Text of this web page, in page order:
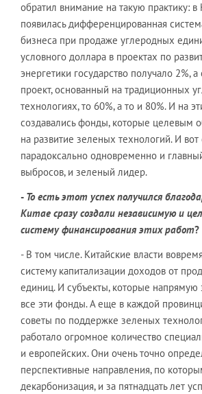
обратил внимание на такую практику: в
появилась дифференцированная
бизнеса при продаже углеродных
условного доллара в проектах по
энергетики государство получало 2%,
проект, основанный на традиционных
технологиях, то 60%, а то и 80%. И на
создавались фонды, которые целевым
на развитие зеленых технологий. И вот
парадоксально одновременно и
выбросов, и зеленый лидер.
- То есть этот успех получился
Китае сразу создали независимую и
систему финансирования этих работ?
- В том числе. Китайские власти
систему капитализации доходов от
единиц. И субъекты, которые напрямую
все эти фонды. А еще в каждой
советы по поддержке зеленых
работало огромное количество
и европейских. Они очень точно
перспективные направления, по
декарбонизация, и за пятнадцать лет